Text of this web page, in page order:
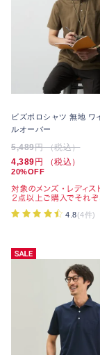
ビズポロシャツ 無地 ワ
ルオーバー
5,489円 （税込）
4,389円 （税込）
20%OFF
4.8(4件)